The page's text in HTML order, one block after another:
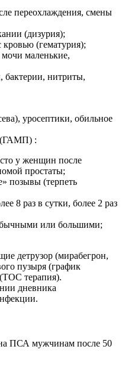
переохлаждения, смены
(дизурия);
(гематурия);
маленькие,
бактерии, нитриты,
уросептики, обильное
(ГАМП) :
у женщин после
простаты;
позывы (терпеть
8 раз в сутки, более 2 раз
или большими;
детрузор (мирабегрон,
пузыря (график
терапия).
дневника
ПСА мужчинам после 50